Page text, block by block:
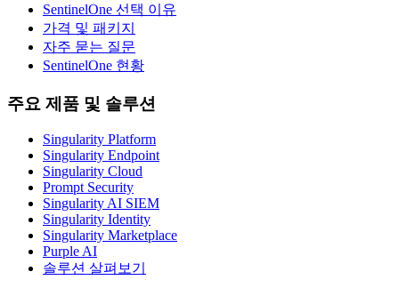
SentinelOne 선택 이유
가격 및 패키지
자주 묻는 질문
SentinelOne 현황
주요 제품 및 솔루션
Singularity Platform
Singularity Endpoint
Singularity Cloud
Prompt Security
Singularity AI SIEM
Singularity Identity
Singularity Marketplace
Purple AI
솔루션 살펴보기